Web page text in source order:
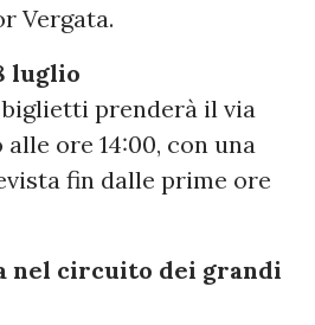
Vergata.
luglio
prenderà il via
ore 14:00, con una
fin dalle prime ore
nel circuito dei grandi